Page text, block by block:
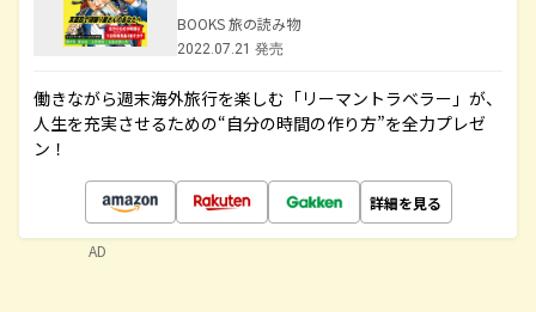
BOOKS 旅の読み物
2022.07.21 発売
働きながら週末海外旅行を楽しむ「リーマントラベラー」が、
人生を充実させるための“自分の時間の作り方”を全力プレゼ
ン！
詳細を見る
AD